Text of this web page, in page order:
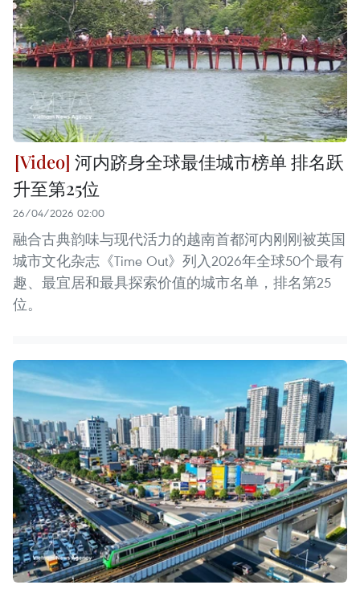
河内跻身全球最佳城市榜单 排名跃
升至第25位
26/04/2026 02:00
融合古典韵味与现代活力的越南首都河内刚刚被英国
城市文化杂志《Time Out》列入2026年全球50个最有
趣、最宜居和最具探索价值的城市名单，排名第25
位。